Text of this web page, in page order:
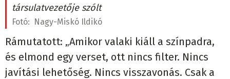
társulatvezetője szólt
Fotó: Nagy-Miskó Ildikó
Rámutatott: „Amikor valaki kiáll a színpadra,
és elmond egy verset, ott nincs filter. Nincs
javítási lehetőség. Nincs visszavonás. Csak a